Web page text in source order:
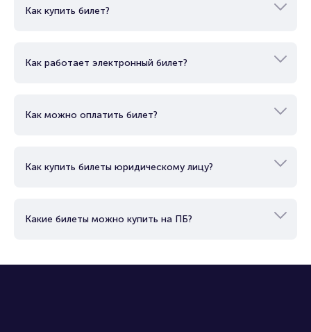
Как купить билет?
Как работает электронный билет?
Как можно оплатить билет?
Как купить билеты юридическому лицу?
Какие билеты можно купить на ПБ?